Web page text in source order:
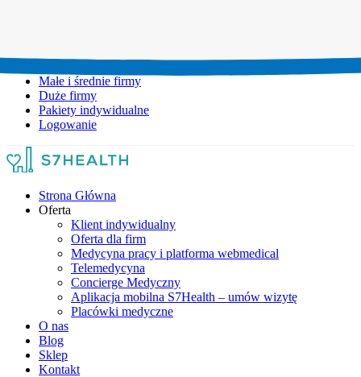
Małe i średnie firmy
Duże firmy
Pakiety indywidualne
Logowanie
Strona Główna
Oferta
Klient indywidualny
Oferta dla firm
Medycyna pracy i platforma webmedical
Telemedycyna
Concierge Medyczny
Aplikacja mobilna S7Health – umów wizytę
Placówki medyczne
O nas
Blog
Sklep
Kontakt